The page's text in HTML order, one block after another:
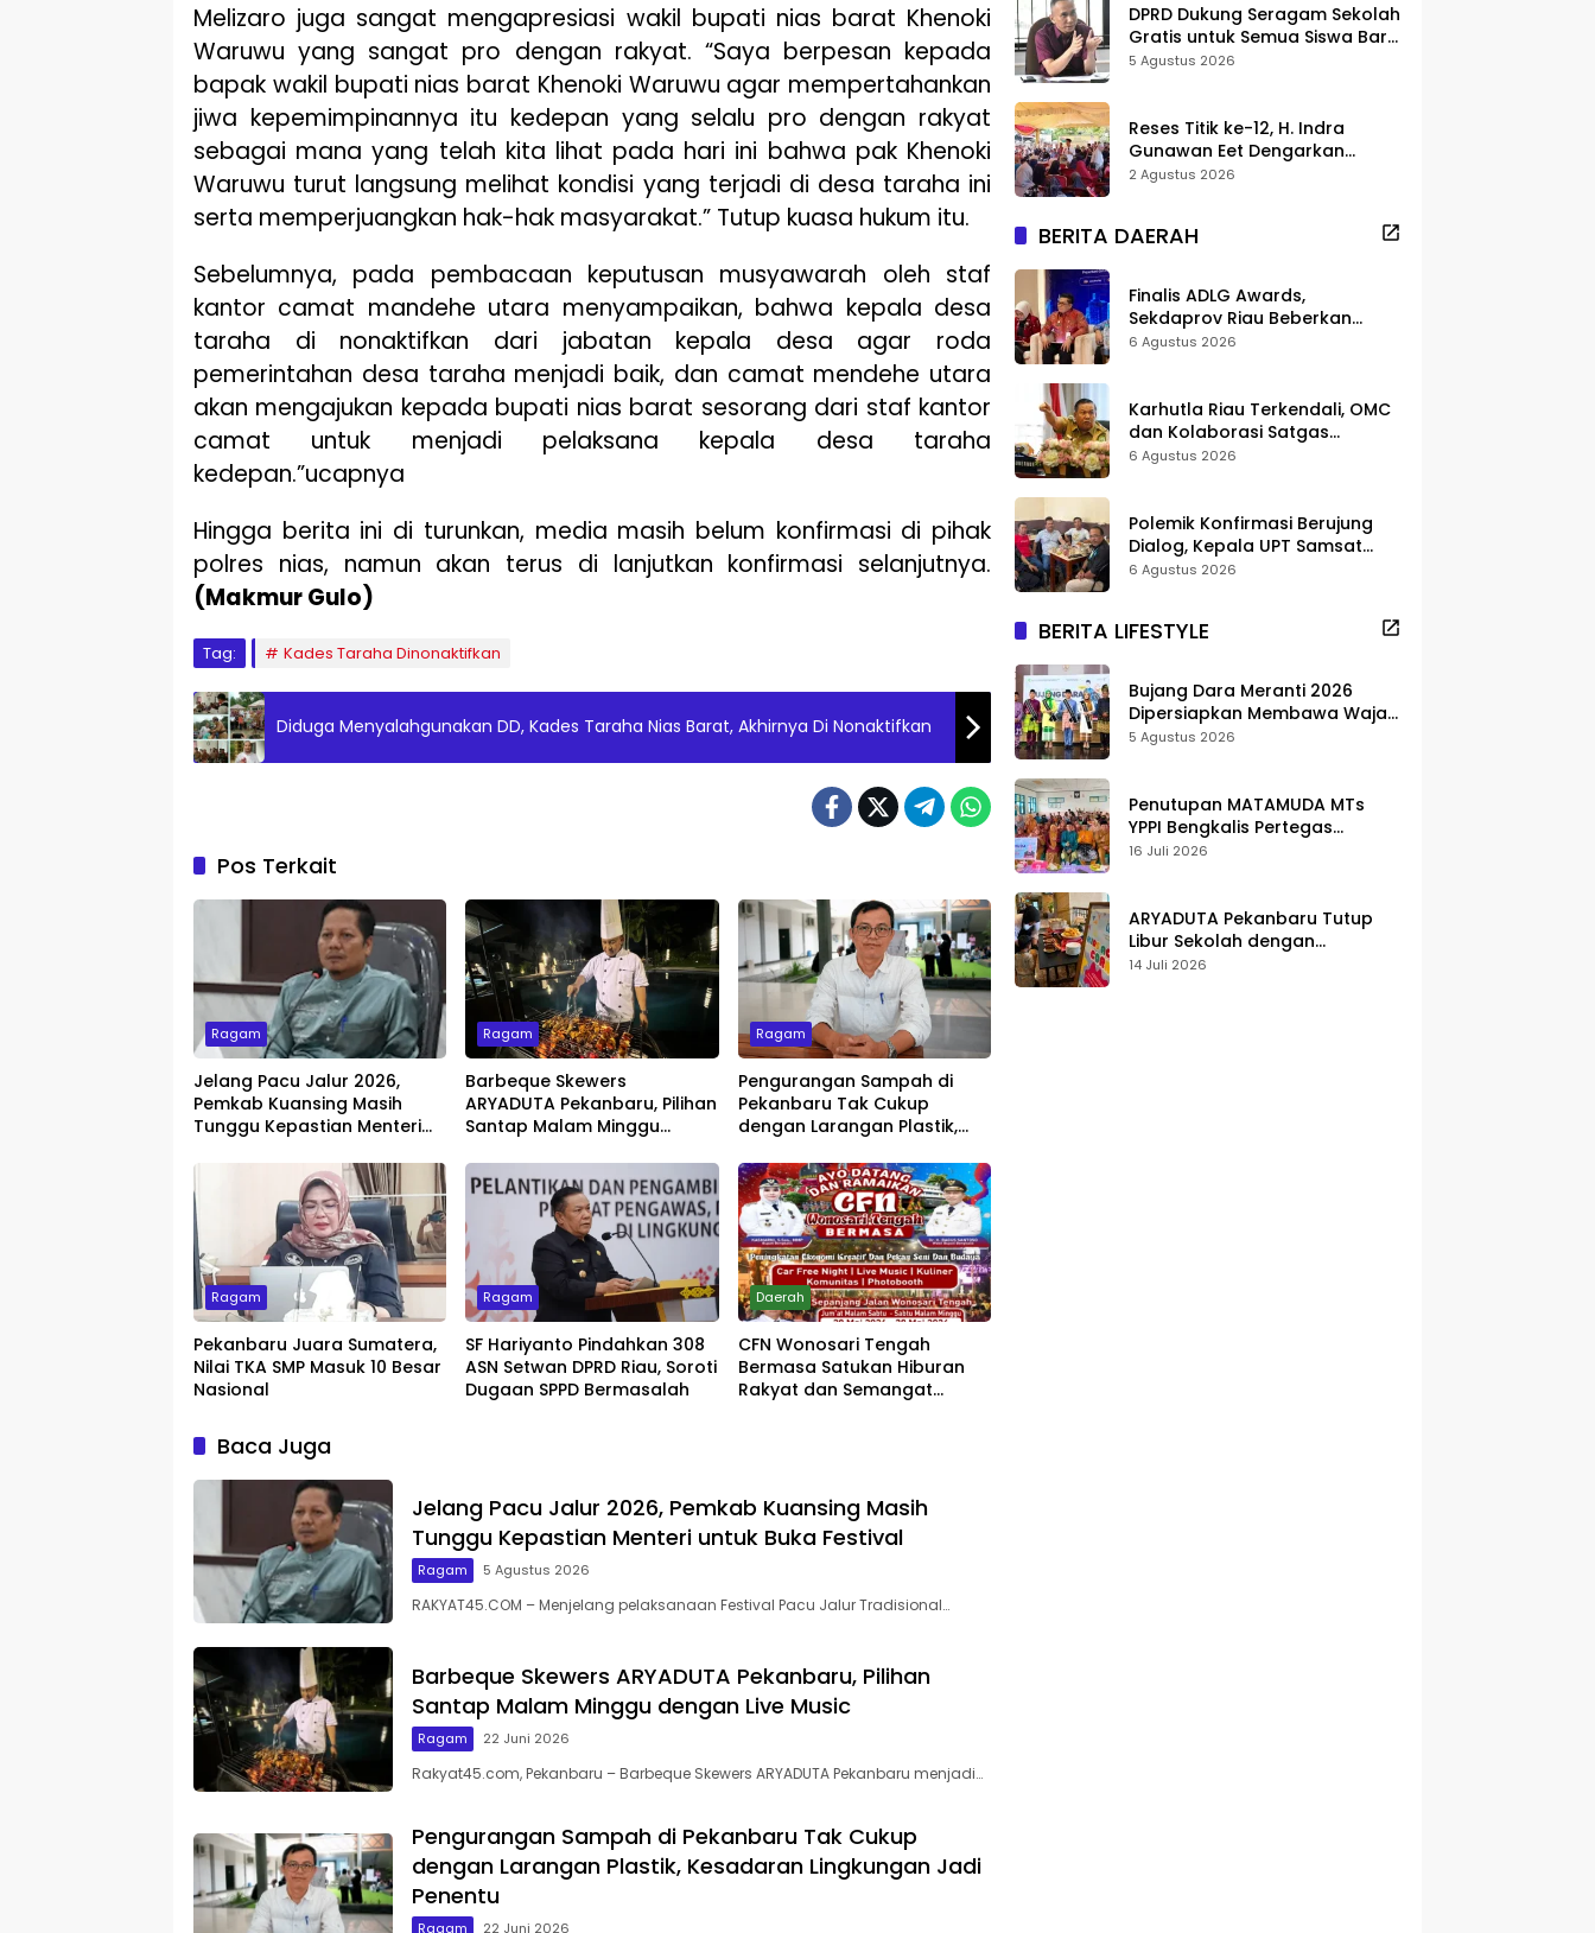
Melizaro juga sangat mengapresiasi wakil bupati nias barat Khenoki
Waruwu yang sangat pro dengan rakyat. “Saya berpesan kepada
bapak wakil bupati nias barat Khenoki Waruwu agar mempertahankan
jiwa kepemimpinannya itu kedepan yang selalu pro dengan rakyat
sebagai mana yang telah kita lihat pada hari ini bahwa pak Khenoki
Waruwu turut langsung melihat kondisi yang terjadi di desa taraha ini
serta memperjuangkan hak-hak masyarakat.” Tutup kuasa hukum itu.
Sebelumnya, pada pembacaan keputusan musyawarah oleh staf
kantor camat mandehe utara menyampaikan, bahwa kepala desa
taraha di nonaktifkan dari jabatan kepala desa agar roda
pemerintahan desa taraha menjadi baik, dan camat mendehe utara
akan mengajukan kepada bupati nias barat sesorang dari staf kantor
camat untuk menjadi pelaksana kepala desa taraha
kedepan.”ucapnya
Hingga berita ini di turunkan, media masih belum konfirmasi di pihak
polres nias, namun akan terus di lanjutkan konfirmasi selanjutnya.
(Makmur Gulo)
Tag: Kades Taraha Dinonaktifkan
Diduga Menyalahgunakan DD, Kades Taraha Nias Barat, Akhirnya Di Nonaktifkan
Pos Terkait
Ragam
Jelang Pacu Jalur 2026,
Pemkab Kuansing Masih
Tunggu Kepastian Menteri
Ragam
Barbeque Skewers
ARYADUTA Pekanbaru, Pilihan
Santap Malam Minggu
Ragam
Pengurangan Sampah di
Pekanbaru Tak Cukup
dengan Larangan Plastik,
Penentu
Ragam
Pekanbaru Juara Sumatera,
Nilai TKA SMP Masuk 10 Besar
Nasional
Ragam
SF Hariyanto Pindahkan 308
ASN Setwan DPRD Riau, Soroti
Dugaan SPPD Bermasalah
Daerah
CFN Wonosari Tengah
Bermasa Satukan Hiburan
Rakyat dan Semangat
Baca Juga
Jelang Pacu Jalur 2026, Pemkab Kuansing Masih
Tunggu Kepastian Menteri untuk Buka Festival
Ragam 5 Agustus 2026
RAKYAT45.COM – Menjelang pelaksanaan Festival Pacu Jalur Tradisional…
Barbeque Skewers ARYADUTA Pekanbaru, Pilihan
Santap Malam Minggu dengan Live Music
Ragam 22 Juni 2026
Rakyat45.com, Pekanbaru – Barbeque Skewers ARYADUTA Pekanbaru menjadi…
Pengurangan Sampah di Pekanbaru Tak Cukup
dengan Larangan Plastik, Kesadaran Lingkungan Jadi
Penentu
Ragam 22 Juni 2026
DPRD Dukung Seragam Sekolah
Gratis untuk Semua Siswa Baru,
Minta Rehab Sekolah Jangan
5 Agustus 2026
Reses Titik ke-12, H. Indra
Gunawan Eet Dengarkan
Aspirasi Senggoro
2 Agustus 2026
BERITA DAERAH
Finalis ADLG Awards,
Sekdaprov Riau Beberkan
Strategi Digitalisasi untuk
6 Agustus 2026
Karhutla Riau Terkendali, OMC
dan Kolaborasi Satgas
Berhasil Tekan Titik Api
6 Agustus 2026
Polemik Konfirmasi Berujung
Dialog, Kepala UPT Samsat
Bengkalis Minta Maaf
6 Agustus 2026
BERITA LIFESTYLE
Bujang Dara Meranti 2026
Dipersiapkan Membawa Wajah
Daerah ke Publik
5 Agustus 2026
Penutupan MATAMUDA MTs
YPPI Bengkalis Pertegas
Pendidikan Berbasis Adat dan
16 Juli 2026
ARYADUTA Pekanbaru Tutup
Libur Sekolah dengan
Pengalaman Staycation
14 Juli 2026